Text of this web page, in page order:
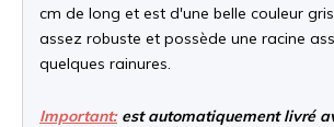
cm de long et est d'une belle couleur
assez robuste et possède une racine
quelques rainures.
Important:est automatiquement livré